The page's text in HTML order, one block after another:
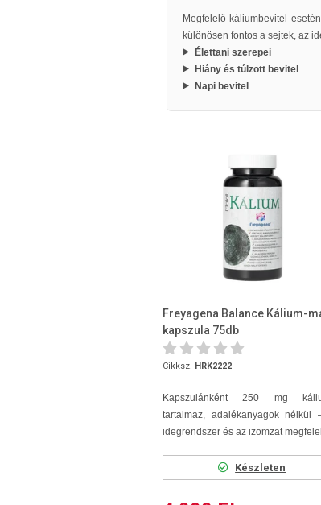
Megfelelő káliumbevitel
különösen fontos a sejtek, az
Élettani szerepei
Hiány és túlzott bevitel
Napi bevitel
Freyagena Balance Kálium-
kapszula 75db
Cikksz. HRK2222
Kapszulánként 250 mg
tartalmaz, adalékanyagok nélkül
idegrendszer és az izomzat
Készleten